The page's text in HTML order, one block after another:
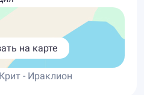
на карте
- Ираклион